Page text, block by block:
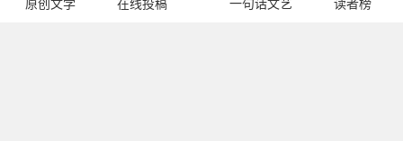
原创文学 在线投稿 一句话文艺 读者榜